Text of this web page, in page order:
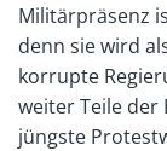
Militärpräsenz
denn sie wird
korrupte
weiter Teile der
jüngste